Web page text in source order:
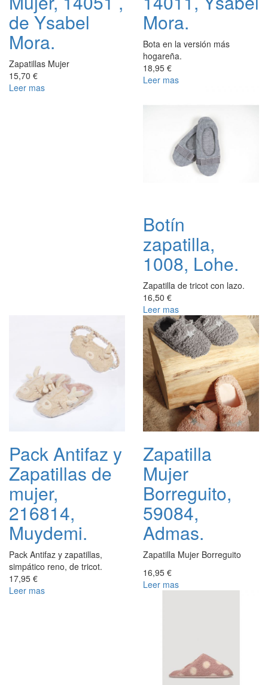
de Ysabel
Mora.
Zapatillas Mujer
15,70 €
Leer mas
Mora.
Bota en la versión más
hogareña.
18,95 €
Leer mas
Botín
zapatilla,
1008, Lohe.
Zapatilla de tricot con lazo.
16,50 €
Leer mas
Pack Antifaz y
Zapatillas de
mujer,
216814,
Muydemi.
Pack Antifaz y zapatillas,
simpático reno, de tricot.
17,95 €
Leer mas
Zapatilla
Mujer
Borreguito,
59084,
Admas.
Zapatilla Mujer Borreguito
16,95 €
Leer mas